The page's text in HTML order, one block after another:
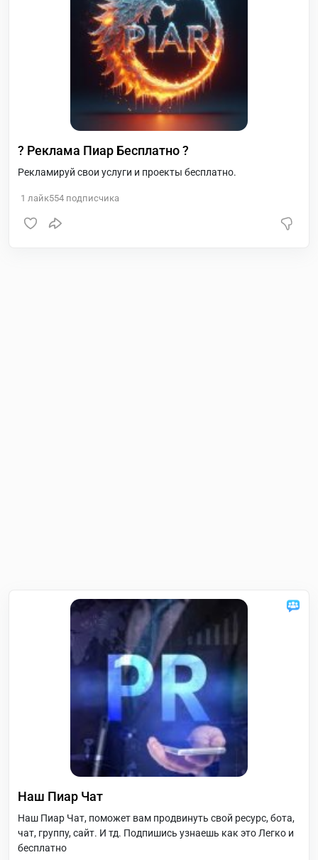
? Реклама Пиар Бесплатно ?
Рекламируй свои услуги и проекты бесплатно.
1 лайк554 подписчика
Наш Пиар Чат
Наш Пиар Чат, поможет вам продвинуть свой ресурс, бота,
чат, группу, сайт. И тд. Подпишись узнаешь как это Легко и
бесплатно